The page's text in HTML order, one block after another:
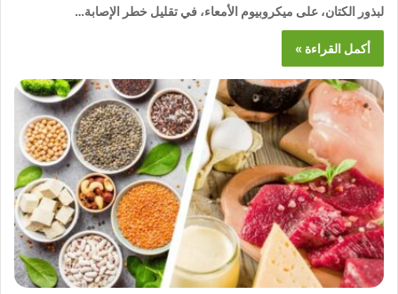
لبذور الكتان، على ميكروبيوم الأمعاء، في تقليل خطر الإصابة…
أكمل القراءة »